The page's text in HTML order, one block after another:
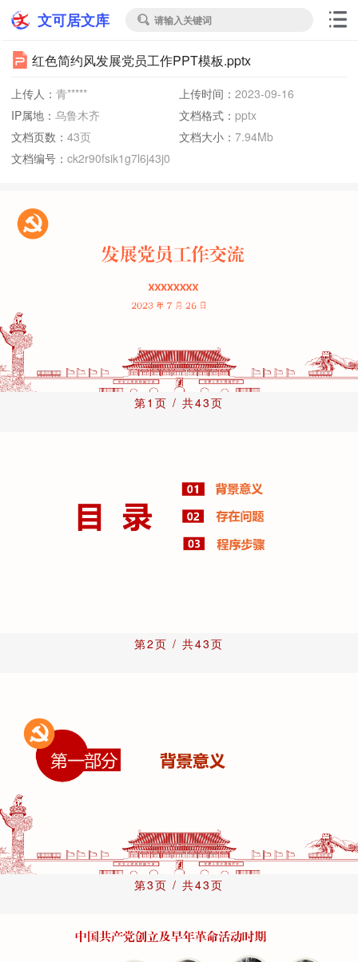
文可居文库  请输入关键词
红色简约风发展党员工作PPT模板.pptx
上传人： 青***** 上传时间： 2023-09-16
IP属地： 乌鲁木齐 文档格式： pptx
文档页数： 43页 文档大小： 7.94Mb
文档编号： ck2r90fsik1g7l6j43j0
第1页 / 共43页
第2页 / 共43页
第3页 / 共43页